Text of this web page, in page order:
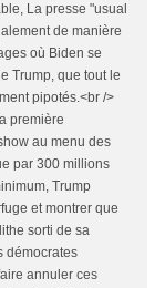
La presse "usual
de manière
où Biden se
Trump, que tout le
pipotés.<br />
première
au menu des
par 300 millions
Trump
et montrer que
sorti de sa
démocrates
annuler ces